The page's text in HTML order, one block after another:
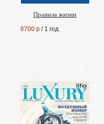
Правила жизни
8700 р / 1 год